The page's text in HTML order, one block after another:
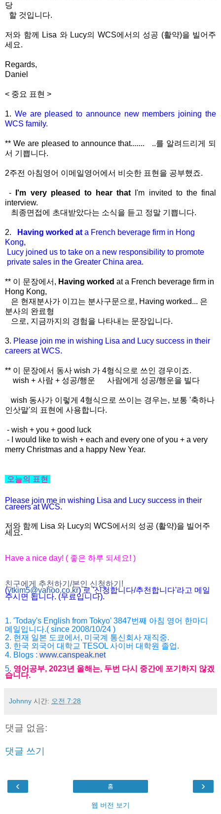
당
할 것입니다.
저와 함께 Lisa 와 Lucy의 WCS에서의 성공 (활약)을 빌어주
세요.
Regards,
Daniel
< 중요 표현 >
1. We are pleased to announce new members joining the
WCS family.
** We are pleased to announce that....... ..를 알려드리게 되
서 기쁩니다.
2주전 아침영어 이메일영어에서 비슷한 표현을 공부했죠.
- I'm very pleased to hear that I'm invited to the final
interview.
최종면접에 초대받았다는 소식을 듣고 정말 기쁩니다.
2. Having worked at a French beverage firm in Hong
Kong,
Lucy joined us to take on a new responsibility to promote
private sales in the Greater China area.
** 이 문장에서, Having worked at a French beverage firm in
Hong Kong,
은 현재분사가 이끄는 분사구문으로, Having worked... 은
분사의 완료형
으로, 지금까지의 경험을 나타내는 문장입니다.
3. Please join me in wishing Lisa and Lucy success in their
careers at WCS.
** 이 문장에서 동사 wish 가 4형식으로 쓰인 경우이죠.
wish + 사람 + 성공/행운 사람에게 성공/행운을 빌다
wish 동사가 이렇게 4형식으로 쓰이는 경우는, 보통 '축하나
인삿말'의 표현에 사용합니다.
- wish + you + good luck
- I would like to wish + each and every one of you + a very
merry Christmas and a happy New Year.
오늘의 표현
Please join me in wishing Lisa and Lucy success in their
careers at WCS.
저와 함께 Lisa 와 Lucy의 WCS에서의 성공 (활약)을 빌어주
세요.
Have a nice day! ( 좋은 하루 되세요! )
친구에게 추천하기/본인 신청하기!
(ytkim5@yahoo.co.kr) 로 '신청합니다/추천합니다'라고 메일
주시면 됩니다. (무료입니다).
1. 'Today's English from Tokyo' 3847번째 아침 영어 한마디
메일입니다.( since 2008/10/24 )
2. 현재 일본 도쿄에서, 미국계 통신회사 재직중.
3. 한국 외국어 대학교 TESOL 사이버 대학원 졸업.
4. Blogs : www.canspeak.net
5. 영어공부, 2023년 올해는, 두번 다시 중간에 포기하지 않겠
습니다.
Johnny 시간: 오전 7:28
댓글 없음:
댓글 쓰기
‹ ›
홈
웹 버전 보기